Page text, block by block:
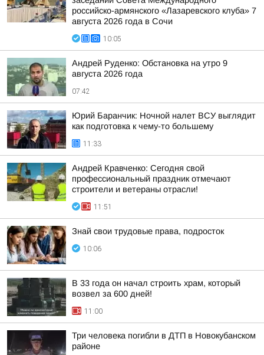
российско-армянского «Лазаревского клуба» 7
августа 2026 года в Сочи
10:05
Андрей Руденко: Обстановка на утро 9
августа 2026 года
07:42
Юрий Баранчик: Ночной налет ВСУ выглядит
как подготовка к чему-то большему
11:33
Андрей Кравченко: Сегодня свой
профессиональный праздник отмечают
строители и ветераны отрасли!
11:51
Знай свои трудовые права, подросток
10:06
В 33 года он начал строить храм, который
возвел за 600 дней!
11:00
Три человека погибли в ДТП в Новокубанском
районе